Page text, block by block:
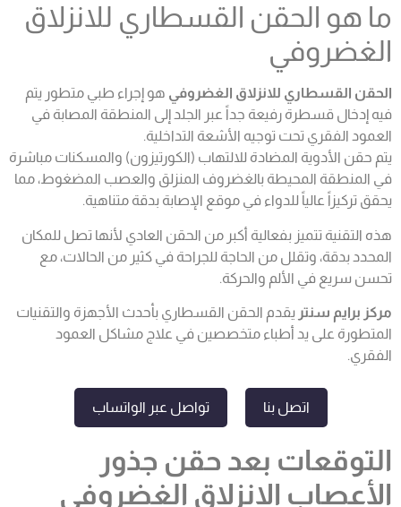
ما هو الحقن القسطاري للانزلاق
الغضروفي
الحقن القسطاري للانزلاق الغضروفي هو إجراء طبي متطور يتم
فيه إدخال قسطرة رفيعة جداً عبر الجلد إلى المنطقة المصابة في
العمود الفقري تحت توجيه الأشعة التداخلية.
يتم حقن الأدوية المضادة للالتهاب (الكورتيزون) والمسكنات مباشرة
في المنطقة المحيطة بالغضروف المنزلق والعصب المضغوط، مما
يحقق تركيزاً عالياً للدواء في موقع الإصابة بدقة متناهية.
هذه التقنية تتميز بفعالية أكبر من الحقن العادي لأنها تصل للمكان
المحدد بدقة، وتقلل من الحاجة للجراحة في كثير من الحالات، مع
تحسن سريع في الألم والحركة.
مركز برايم سنتر يقدم الحقن القسطاري بأحدث الأجهزة والتقنيات
المتطورة على يد أطباء متخصصين في علاج مشاكل العمود
الفقري.
اتصل بنا تواصل عبر الواتساب
التوقعات بعد حقن جذور
الأعصاب الانزلاق الغضروفي